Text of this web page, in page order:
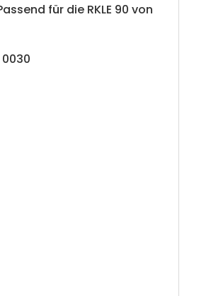
für die RKLE 90 von